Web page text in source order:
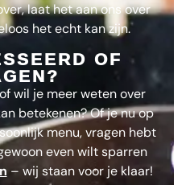
laat het aan ons over
het echt kan zijn.
OF
wil je meer weten over
betekenen? Of je nu op
menu, vragen hebt
even wilt sparren
– wij staan voor je klaar!